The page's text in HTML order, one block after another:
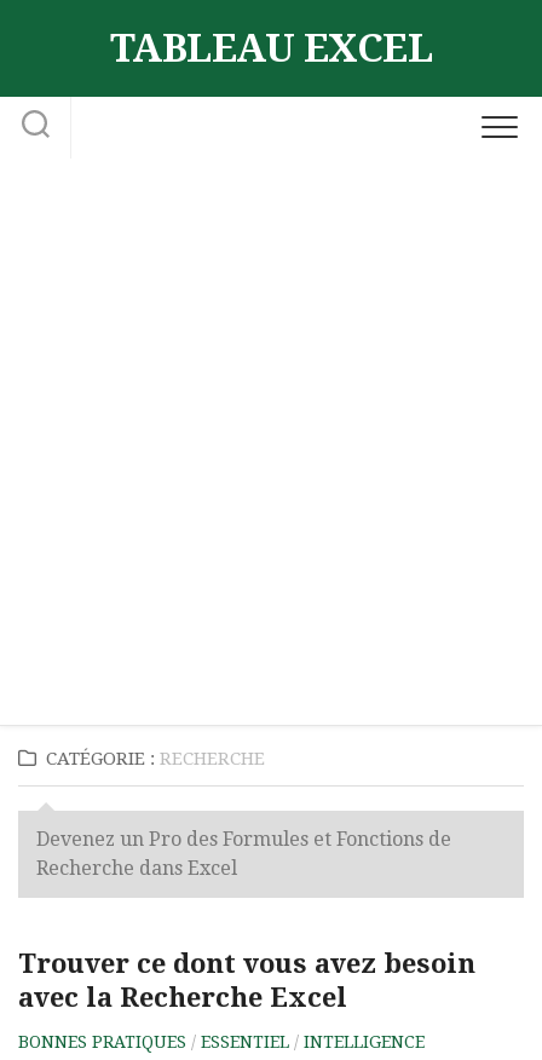
TABLEAU EXCEL
CATÉGORIE : RECHERCHE
Devenez un Pro des Formules et Fonctions de
Recherche dans Excel
Trouver ce dont vous avez besoin
avec la Recherche Excel
BONNES PRATIQUES / ESSENTIEL / INTELLIGENCE